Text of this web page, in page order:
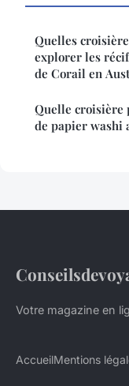
Quelles
explorer les
de Corail en
Quelle croisière
de papier washi
Votre magazine en
AccueilMentions